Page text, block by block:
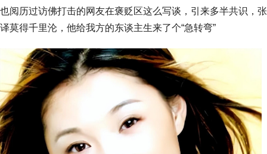
也阅历过访佛打击的网友在褒贬区这么写谈，引来多半共识，张
译莫得千里沦，他给我方的东谈主生来了个“急转弯”